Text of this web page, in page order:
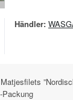
Händler:
Packung